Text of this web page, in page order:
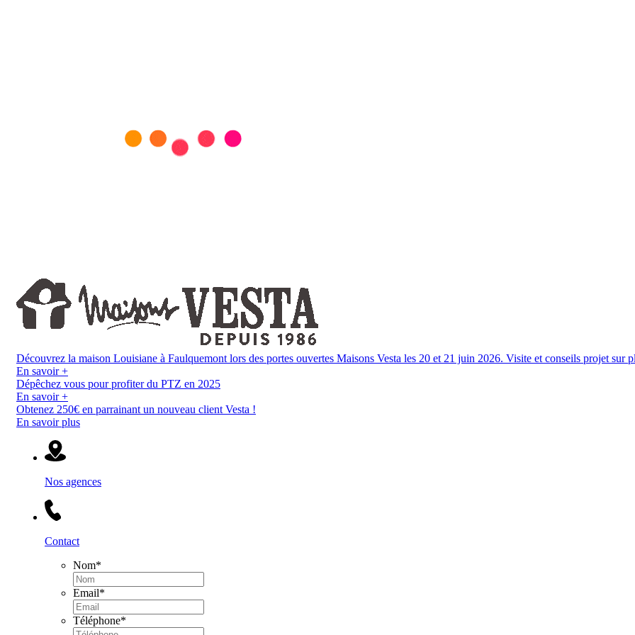
Découvrez la maison Louisiane à Faulquemont lors des portes ouvertes Maisons Vesta les 20 et 21 juin 2026. Visite et conseils projet sur
En savoir +
Dépêchez vous pour profiter du PTZ en 2025
En savoir +
Obtenez 250€ en parrainant un nouveau client Vesta !
En savoir plus
Nos agences
Contact
Nom*
Email*
Téléphone*